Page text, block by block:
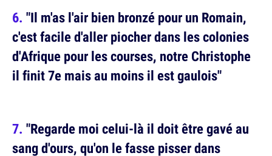
"Il m'as l'air bien bronzé pour un Romain,
c'est facile d'aller piocher dans les colonies
d'Afrique pour les courses, notre Christophe
il finit 7e mais au moins il est gaulois"
"Regarde moi celui-là il doit être gavé au
sang d'ours, qu'on le fasse pisser dans